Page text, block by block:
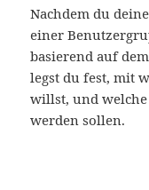
Nachdem du
einer
basierend auf
legst du fest, mit
willst, und welche
werden sollen.